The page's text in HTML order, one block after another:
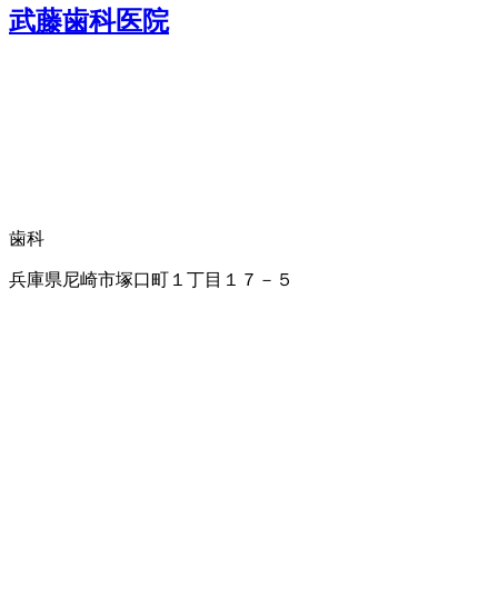
武藤歯科医院
歯科
兵庫県尼崎市塚口町１丁目１７－５